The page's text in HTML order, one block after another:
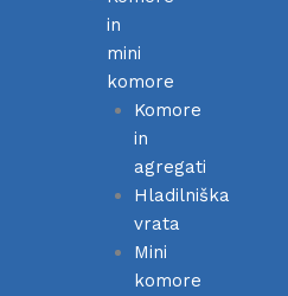
in
mini
komore
Komore
in
agregati
Hladilniška
vrata
Mini
komore